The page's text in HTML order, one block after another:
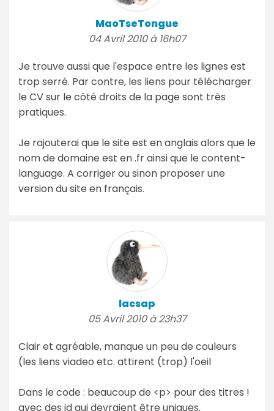
MaoTseTongue
04 Avril 2010 à 16h07
Je trouve aussi que l'espace entre les lignes est
trop serré. Par contre, les liens pour télécharger
le CV sur le côté droits de la page sont très
pratiques.
Je rajouterai que le site est en anglais alors que le
nom de domaine est en .fr ainsi que le content-
language. A corriger ou sinon proposer une
version du site en français.
lacsap
05 Avril 2010 à 23h37
Clair et agréable, manque un peu de couleurs
(les liens viadeo etc. attirent (trop) l'oeil
Dans le code : beaucoup de <p> pour des titres !
avec des id qui devraient être uniques.